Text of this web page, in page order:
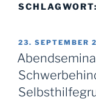
SCHLAGWORT:
AM
23. SEPTEMBER